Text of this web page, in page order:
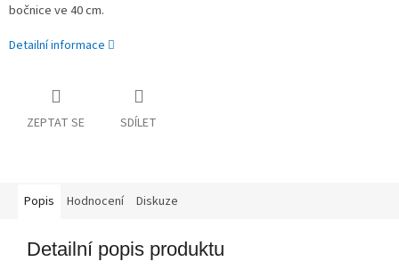
bočnice ve 40 cm.
Detailní informace
ZEPTAT SE SDÍLET
Popis Hodnocení Diskuze
Detailní popis produktu